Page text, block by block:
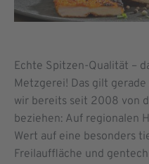
Echte Spitzen-Qualität –
Metzgerei! Das gilt
wir bereits seit 2008 von
beziehen: Auf regionalen
Wert auf eine besonders
Freilauffläche und